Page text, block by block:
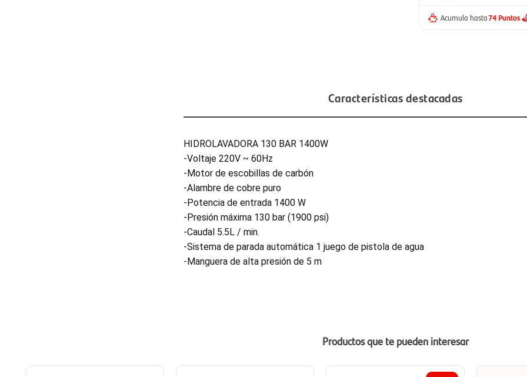
Acumula hasta74 Puntos
Características destacadas
HIDROLAVADORA 130 BAR 1400W
-Voltaje 220V ~ 60Hz
-Motor de escobillas de carbón
-Alambre de cobre puro
-Potencia de entrada 1400 W
-Presión máxima 130 bar (1900 psi)
-Caudal 5.5L / min.
-Sistema de parada automática 1 juego de pistola de agua
-Manguera de alta presión de 5 m
Productos que te pueden interesar